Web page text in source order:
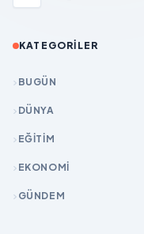
KATEGORILER
BUGÜN
DÜNYA
EĞİTİM
EKONOMİ
GÜNDEM